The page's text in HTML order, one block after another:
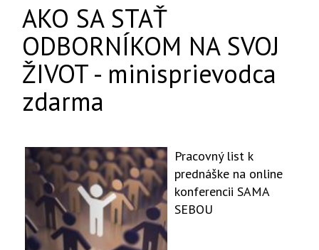
AKO SA STAŤ
ODBORNÍKOM NA SVOJ
ŽIVOT - minisprievodca
zdarma
Pracovný list k
prednáške na online
konferencii SAMA
SEBOU